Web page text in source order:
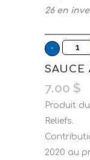
26 en
SAUCE
7.00 $
Produit
Reliefs.
2020 au